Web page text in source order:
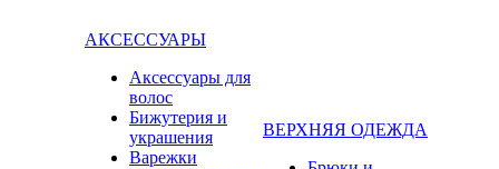
АКСЕССУАРЫ
Аксессуары для
волос
Бижутерия и
украшения
Варежки
ВЕРХНЯЯ ОДЕЖДА